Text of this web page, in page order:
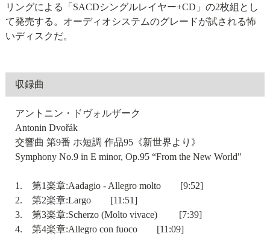
リングによる「SACDシングルレイヤー+CD」の2枚組とし
て発売する。オーディオシステムのグレードが試される怖
いディスクだ。
収録曲
アントニン・ドヴォルザーク
Antonin Dvořák
交響曲 第9番 ホ短調 作品95《新世界より》
Symphony No.9 in E minor, Op.95 “From the New World"
1. 第1楽章:Aadagio - Allegro molto [9:52]
2. 第2楽章:Largo [11:51]
3. 第3楽章:Scherzo (Molto vivace) [7:39]
4. 第4楽章:Allegro con fuoco [11:09]